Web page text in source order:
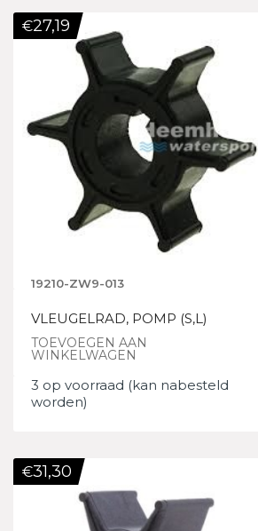
19210-ZW9-013
VLEUGELRAD, POMP (S,L)
TOEVOEGEN AAN
WINKELWAGEN
€27,19
3 op voorraad (kan nabesteld
worden)
€31,30